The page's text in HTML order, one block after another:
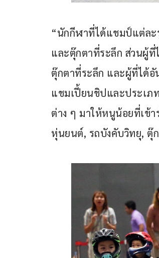
“นักกีฬาที่ได้แชมป์แต่ละ
และตุ๊กตาที่ระลึก ส่วนผู้
ตุ๊กตาที่ระลึก และผู้ที่ได้
แชมเปี้ยนชิปและประเภ
ต่าง ๆ มาให้หนูน้อยที่เข้
หุ่นยนต์, รถบังคับวิทยุ, ตุ๊